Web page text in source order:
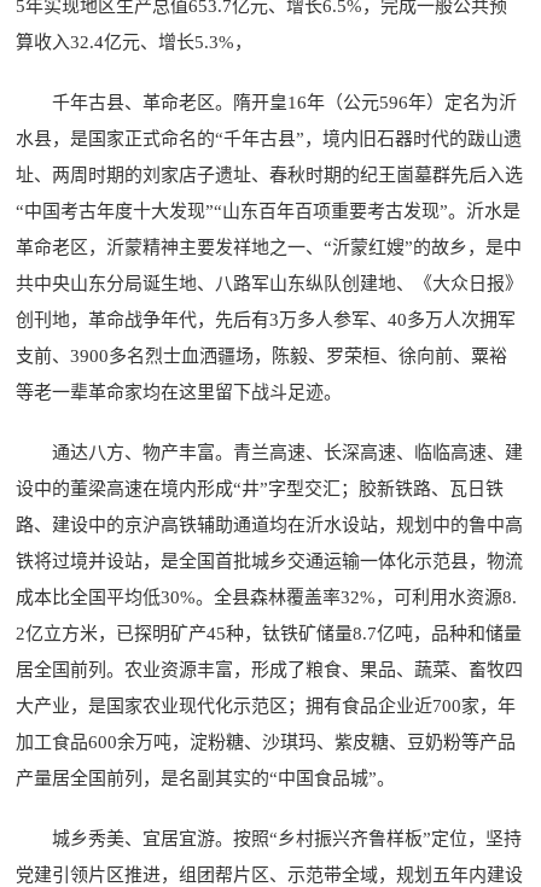
5年实现地区生产总值653.7亿元、增长6.5%，完成一般公共预
算收入32.4亿元、增长5.3%，
千年古县、革命老区。隋开皇16年（公元596年）定名为沂
水县，是国家正式命名的“千年古县”，境内旧石器时代的跋山遗
址、两周时期的刘家店子遗址、春秋时期的纪王崮墓群先后入选
“中国考古年度十大发现”“山东百年百项重要考古发现”。沂水是
革命老区，沂蒙精神主要发祥地之一、“沂蒙红嫂”的故乡，是中
共中央山东分局诞生地、八路军山东纵队创建地、《大众日报》
创刊地，革命战争年代，先后有3万多人参军、40多万人次拥军
支前、3900多名烈士血洒疆场，陈毅、罗荣桓、徐向前、粟裕
等老一辈革命家均在这里留下战斗足迹。
通达八方、物产丰富。青兰高速、长深高速、临临高速、建
设中的董梁高速在境内形成“井”字型交汇；胶新铁路、瓦日铁
路、建设中的京沪高铁辅助通道均在沂水设站，规划中的鲁中高
铁将过境并设站，是全国首批城乡交通运输一体化示范县，物流
成本比全国平均低30%。全县森林覆盖率32%，可利用水资源8.
2亿立方米，已探明矿产45种，钛铁矿储量8.7亿吨，品种和储量
居全国前列。农业资源丰富，形成了粮食、果品、蔬菜、畜牧四
大产业，是国家农业现代化示范区；拥有食品企业近700家，年
加工食品600余万吨，淀粉糖、沙琪玛、紫皮糖、豆奶粉等产品
产量居全国前列，是名副其实的“中国食品城”。
城乡秀美、宜居宜游。按照“乡村振兴齐鲁样板”定位，坚持
党建引领片区推进，组团帮片区、示范带全域，规划五年内建设